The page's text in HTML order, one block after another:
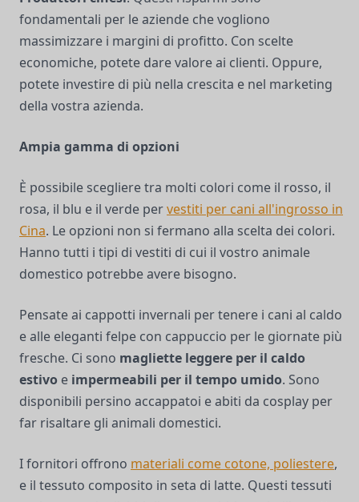
fondamentali per le aziende che vogliono
massimizzare i margini di profitto. Con scelte
economiche, potete dare valore ai clienti. Oppure,
potete investire di più nella crescita e nel marketing
della vostra azienda.
Ampia gamma di opzioni
È possibile scegliere tra molti colori come il rosso, il
rosa, il blu e il verde pervestiti per cani all'ingrosso in
Cina. Le opzioni non si fermano alla scelta dei colori.
Hanno tutti i tipi di vestiti di cui il vostro animale
domestico potrebbe avere bisogno.
Pensate ai cappotti invernali per tenere i cani al caldo
e alle eleganti felpe con cappuccio per le giornate più
fresche. Ci sono magliette leggere per il caldo
estivo e impermeabili per il tempo umido. Sono
disponibili persino accappatoi e abiti da cosplay per
far risaltare gli animali domestici.
I fornitori offrono materiali come cotone, poliestere,
e il tessuto composito in seta di latte. Questi tessuti